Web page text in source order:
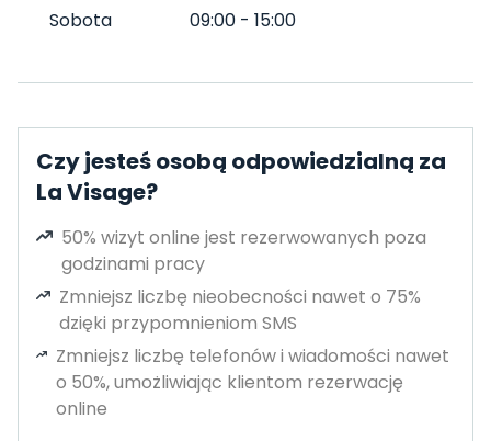
Sobota
09:00 - 15:00
Czy jesteś osobą odpowiedzialną za
La Visage?
50% wizyt online jest rezerwowanych poza
godzinami pracy
Zmniejsz liczbę nieobecności nawet o 75%
dzięki przypomnieniom SMS
Zmniejsz liczbę telefonów i wiadomości nawet
o 50%, umożliwiając klientom rezerwację
online